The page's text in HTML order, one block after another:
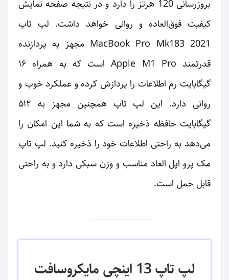
بروزرسانی 120 هرتز را دارد و در نتیجه صفحه نمایش
کیفیت فوق‌العاده و روانی خواهد داشت. لپ تاپ
MacBook Pro Mk183 2021 مجهز به پردازنده
قدرتمند Apple M1 Pro است که به همراه ۱۶
گیگابایت رم اطلاعات را پردازش کرده و عملکرد خوب و
روانی دارد. این لپ تاپ همچنین مجهز به ۵۱۲
گیگابایت حافظه ذخیره است که به شما این امکان را
می‌دهد به راحتی اطلاعات خود را ذخیره کنید. لپ تاپ
مک پرو اپل العاد مناسب و وزن سبکی دارد و به راحتی
قابل حمل است.
لپ تاپ 13 اینچی مایکروسافت